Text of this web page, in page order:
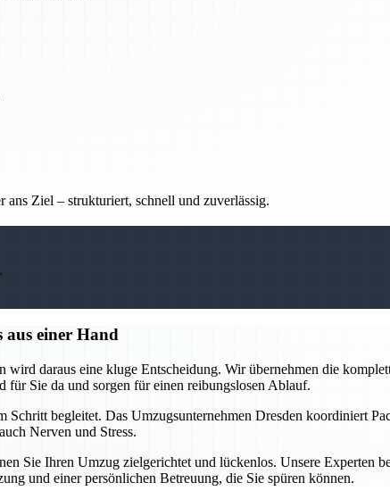
Ziel – strukturiert, schnell und zuverlässig.
aus einer Hand
daraus eine kluge Entscheidung. Wir übernehmen die
für Sie da und sorgen für einen reibungslosen Ablauf.
begleitet. Das Umzugsunternehmen Dresden koordiniert
Nerven und Stress.
Sie Ihren Umzug zielgerichtet und lückenlos. Unsere Experten
und einer persönlichen Betreuung, die Sie spüren können.